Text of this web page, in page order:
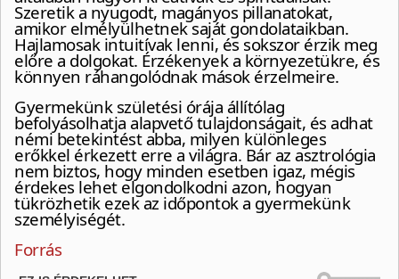
Szeretik a nyugodt, magányos pillanatokat,
amikor elmélyülhetnek saját gondolataikban.
Hajlamosak intuitívak lenni, és sokszor érzik meg
előre a dolgokat. Érzékenyek a környezetükre, és
könnyen ráhangolódnak mások érzelmeire.
Gyermekünk születési órája állítólag
befolyásolhatja alapvető tulajdonságait, és adhat
némi betekintést abba, milyen különleges
erőkkel érkezett erre a világra. Bár az asztrológia
nem biztos, hogy minden esetben igaz, mégis
érdekes lehet elgondolkodni azon, hogyan
tükrözhetik ezek az időpontok a gyermekünk
személyiségét.
Forrás